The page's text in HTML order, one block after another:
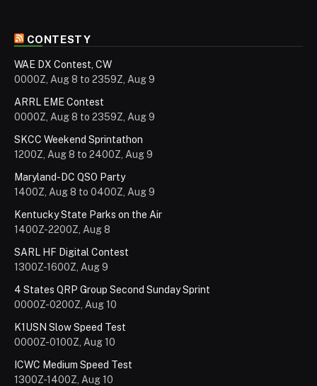
CONTESTY
WAE DX Contest, CW
0000Z, Aug 8 to 2359Z, Aug 9
ARRL EME Contest
0000Z, Aug 8 to 2359Z, Aug 9
SKCC Weekend Sprintathon
1200Z, Aug 8 to 2400Z, Aug 9
Maryland-DC QSO Party
1400Z, Aug 8 to 0400Z, Aug 9
Kentucky State Parks on the Air
1400Z-2200Z, Aug 8
SARL HF Digital Contest
1300Z-1600Z, Aug 9
4 States QRP Group Second Sunday Sprint
0000Z-0200Z, Aug 10
K1USN Slow Speed Test
0000Z-0100Z, Aug 10
ICWC Medium Speed Test
1300Z-1400Z, Aug 10